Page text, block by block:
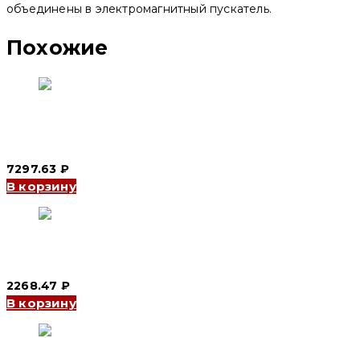
объединены в электромагнитный пускатель.
Похожие
7297.63 ₽
В корзину
2268.47 ₽
В корзину